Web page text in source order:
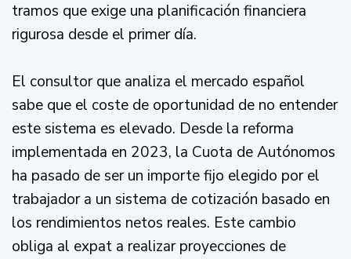
tramos que exige una planificación financiera
rigurosa desde el primer día.
El consultor que analiza el mercado español
sabe que el coste de oportunidad de no entender
este sistema es elevado. Desde la reforma
implementada en 2023, la Cuota de Autónomos
ha pasado de ser un importe fijo elegido por el
trabajador a un sistema de cotización basado en
los rendimientos netos reales. Este cambio
obliga al expat a realizar proyecciones de